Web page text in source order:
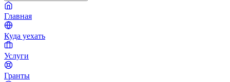
Главная
Куда уехать
Услуги
Гранты